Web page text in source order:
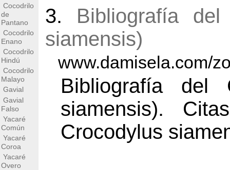
Cocodrilo
de
Pantano
Cocodrilo
Enano
Cocodrilo
Hindú
Cocodrilo
Malayo
Gavial
Gavial
Falso
Yacaré
Común
Yacaré
Coroa
Yacaré
Overo
3. Bibliografía
siamensis)
www.damisela.com/
Bibliografía del
siamensis).
Crocodylus